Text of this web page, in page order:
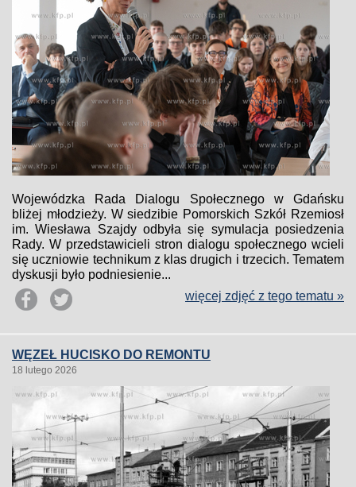
Wojewódzka Rada Dialogu Społecznego w Gdańsku
bliżej młodzieży. W siedzibie Pomorskich Szkół Rzemiosł
im. Wiesława Szajdy odbyła się symulacja posiedzenia
Rady. W przedstawicieli stron dialogu społecznego wcieli
się uczniowie technikum z klas drugich i trzecich. Tematem
dyskusji było podniesienie...
więcej zdjęć z tego tematu »
WĘZEŁ HUCISKO DO REMONTU
18 lutego 2026